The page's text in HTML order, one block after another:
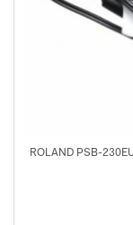
ROLAND PSB-